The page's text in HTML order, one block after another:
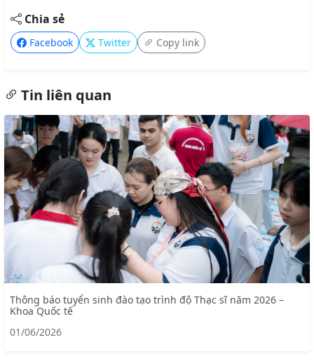
Chia sẻ
Facebook Twitter Copy link
Tin liên quan
Thông báo tuyển sinh đào tạo trình độ Thạc sĩ năm 2026 –
Khoa Quốc tế
01/06/2026